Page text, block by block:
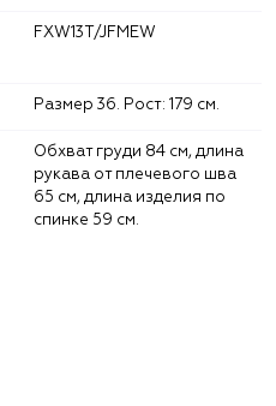
FXW13T/JFMEW
Размер 36. Рост: 179 см.
Обхват груди 84 см, длина
рукава от плечевого шва
65 см, длина изделия по
спинке 59 см.